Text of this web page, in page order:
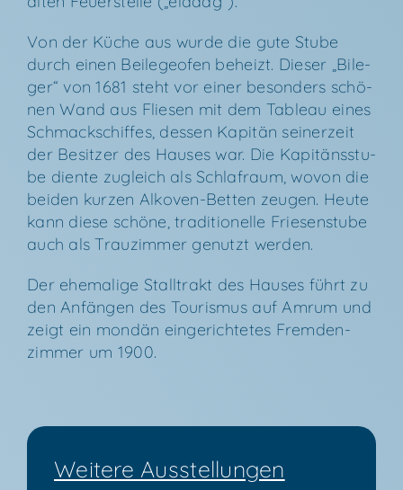
Von der Küche aus wur­de die gute Stu­be
durch einen Bei­le­geo­fen beheizt. Die­ser „Bile­
ger“ von 1681 steht vor einer beson­ders schö­
nen Wand aus Flie­sen mit dem Tableau eines
Schmackschif­fes, des­sen Kapi­tän sei­ner­zeit
der Besit­zer des Hau­ses war. Die Kapi­täns­stu­
be dien­te zugleich als Schlaf­raum, wovon die
bei­den kur­zen Alko­ven-Bet­ten zeu­gen. Heu­te
kann die­se schö­ne, tra­di­tio­nel­le Frie­sen­stu­be
auch als Trau­zim­mer genutzt werden.
Der ehe­ma­li­ge Stall­trakt des Hau­ses führt zu
den Anfän­gen des Tou­ris­mus auf Amrum und
zeigt ein mon­dän ein­ge­rich­te­tes Frem­den­
zim­mer um 1900.
Wei­te­re Ausstellungen